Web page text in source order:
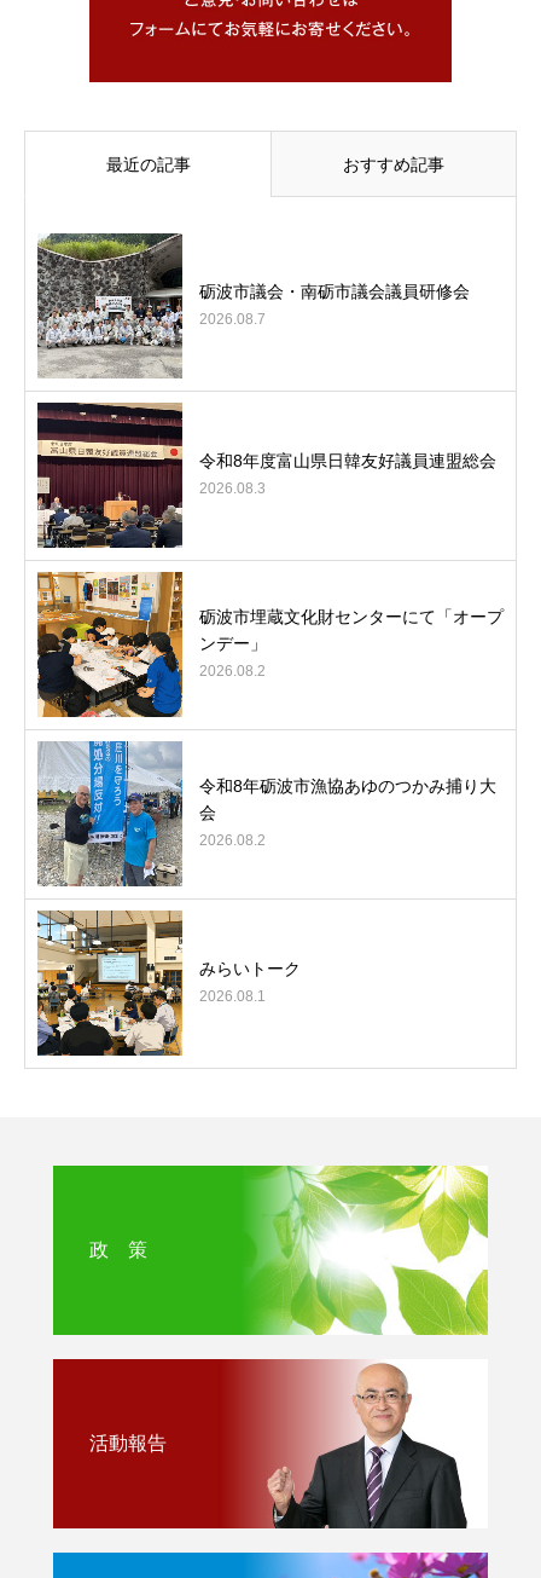
最近の記事 おすすめ記事
砺波市議会・南砺市議会議員研修会
2026.08.7
令和8年度富山県日韓友好議員連盟総会
2026.08.3
砺波市埋蔵文化財センターにて「オープ
ンデー」
2026.08.2
令和8年砺波市漁協あゆのつかみ捕り大
会
2026.08.2
みらいトーク
2026.08.1
政 策
活動報告